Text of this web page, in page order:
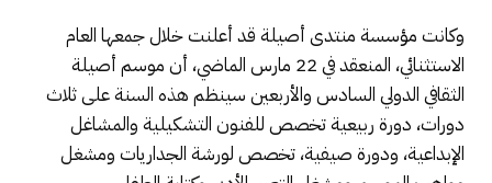
وكانت مؤسسة منتدى أصيلة قد أعلنت خلال جمعها العام
الاستثنائي، المنعقد في 22 مارس الماضي، أن موسم أصيلة
الثقافي الدولي السادس والأربعين سينظم هذه السنة على ثلاث
دورات، دورة ربيعية تخصص للفنون التشكيلية والمشاغل
الإبداعية، ودورة صيفية، تخصص لورشة الجداريات ومشغل